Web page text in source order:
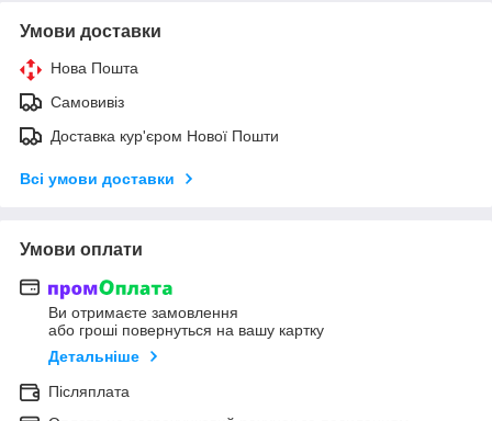
Умови доставки
Нова Пошта
Самовивіз
Доставка кур'єром Нової Пошти
Всі умови доставки
Умови оплати
Ви отримаєте замовлення
або гроші повернуться на вашу картку
Детальніше
Післяплата